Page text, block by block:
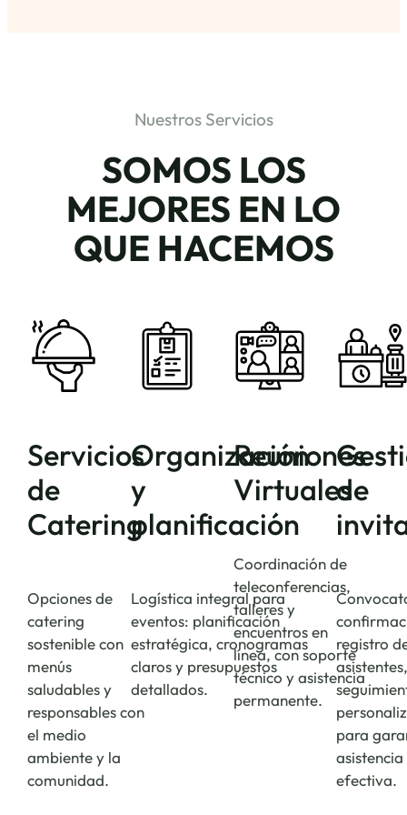
Nuestros Servicios
SOMOS LOS
MEJORES EN LO
QUE HACEMOS
Servicios
de
Catering
Opciones de
catering
sostenible con
menús
saludables y
responsables con
el medio
ambiente y la
comunidad.
Organización
y
planificación
Logística integral para
eventos: planificación
estratégica, cronogramas
claros y presupuestos
detallados.
Reuniones
Virtuales
Coordinación de
teleconferencias,
talleres y
encuentros en
línea, con soporte
técnico y asistencia
permanente.
de
registro
para
asistencia
efectiva.